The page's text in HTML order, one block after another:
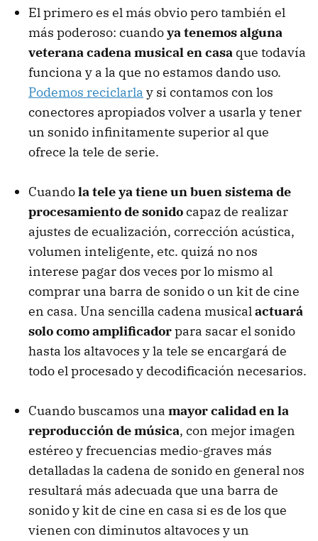
El primero es el más obvio pero también el
más poderoso: cuandoya tenemos alguna
veterana cadena musical en casa que todavía
funciona y a la que no estamos dando uso.
Podemos reciclarla y si contamos con los
conectores apropiados volver a usarla y tener
un sonido infinitamente superior al que
ofrece la tele de serie.
Cuandola tele ya tiene un buen sistema de
procesamiento de sonidocapaz de realizar
ajustes de ecualización, corrección acústica,
volumen inteligente, etc. quizá no nos
interese pagar dos veces por lo mismo al
comprar una barra de sonido o un kit de cine
en casa. Una sencilla cadena musicalactuará
solo como amplificadorpara sacar el sonido
hasta los altavoces y la tele se encargará de
todo el procesado y decodificación necesarios.
Cuando buscamos una mayor calidad en la
reproducción de música, con mejor imagen
estéreo y frecuencias medio-graves más
detalladas la cadena de sonido en general nos
resultará más adecuada que una barra de
sonido y kit de cine en casa si es de los que
vienen con diminutos altavoces y un